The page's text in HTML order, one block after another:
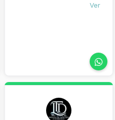
acogida entre nuestros
la cobertura geográfica,
tanto en España como
Ver